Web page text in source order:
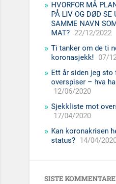
HVORFOR MÅ
PÅ LIV OG DØD SE
SAMME NAVN
MAT? 22/12/2022
Ti tanker om de ti
koronasjekk!
07/
Ett år siden jeg sto
overspiser – hva
12/06/2020
Sjekkliste mot
17/04/2020
Kan koronakrisen
status? 14/04/
SISTE